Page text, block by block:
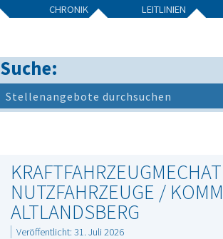
CHRONIK LEITLINIEN
Suche:
NUTZFAHRZEUGE /
ALTLANDSBERG
Veröffentlicht: 31. Juli 2026